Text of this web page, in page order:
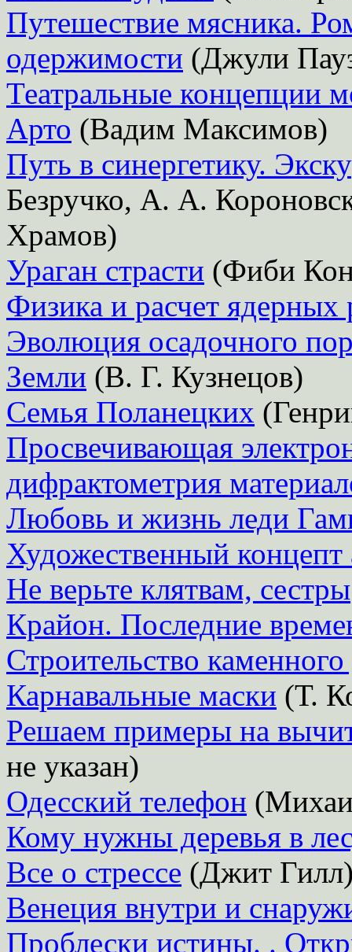
Путешествие мясника.
одержимости (Джули
Театральные концепции
Арто (Вадим Максимов)
Путь в синергетику.
Безручко, А. А.
Храмов)
Ураган страсти (Фиби
Физика и расчет ядерных
Эволюция осадочного
Земли (В. Г. Кузнецов)
Семья Поланецких
Просвечивающая
дифрактометрия
Любовь и жизнь леди
Художественный концепт
Не верьте клятвам, сестры
Крайон. Последние
Строительство
Карнавальные маски (Т.
Решаем примеры на
не указан)
Одесский телефон
Кому нужны деревья в
Все о стрессе (Джит
Венеция внутри и
Проблески истины. .